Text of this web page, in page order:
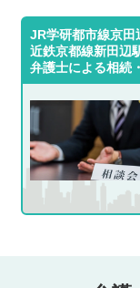
JR学研都市線京田
近鉄京都線新田辺
弁護士による相続